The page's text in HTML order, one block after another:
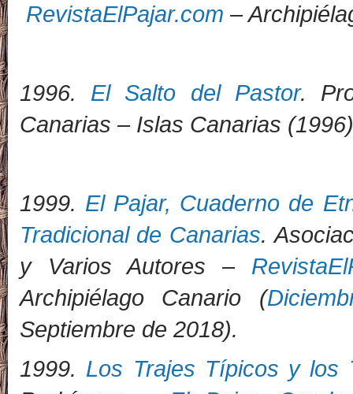
RevistaElPajar.com –
1996. El Salto del Pastor.
Canarias – Islas Canarias
1999. El Pajar, Cuaderno de
Tradicional de Canarias.
y Varios Autores –
Archipiélago Canario (
Septiembre de 2018).
1999. Los Trajes Típicos y los